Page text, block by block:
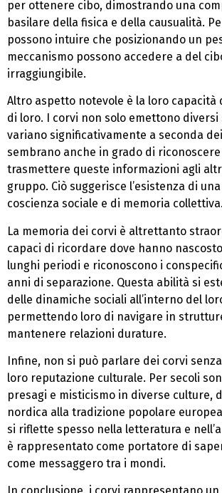
per ottenere cibo, dimostrando una
basilare della fisica e della causualità.
possono intuire che posizionando un
meccanismo possono accedere a del
irraggiungibile.
Altro aspetto notevole è la loro capacità
di loro. I corvi non solo emettono diversi
variano significativamente a seconda
sembrano anche in grado di
trasmettere queste informazioni agli
gruppo. Ciò suggerisce l’esistenza di
coscienza sociale e di memoria collettiva.
La memoria dei corvi è altrettanto
capaci di ricordare dove hanno
lunghi periodi e riconoscono i
anni di separazione. Questa abilità si
delle dinamiche sociali all’interno del
permettendo loro di navigare in
mantenere relazioni durature.
Infine, non si può parlare dei corvi
loro reputazione culturale. Per secoli
presagi e misticismo in diverse culture,
nordica alla tradizione popolare
si riflette spesso nella letteratura e
è rappresentato come portatore di
come messaggero tra i mondi.